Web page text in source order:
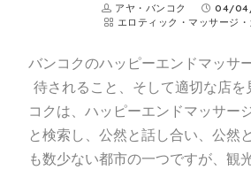
アヤ・バンコク
04/
エロティック・マッサージ・
バンコクのハッピーエンドマッサ
待されること、そして適切な店
コクは、ハッピーエンドマッサー
と検索し、公然と話し合い、公然
も数少ない都市の一つですが、観